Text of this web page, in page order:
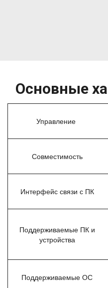
Основные
Управление
Совместимость
Интерфейс связи с ПК
Поддерживаемые ПК и
устройства
Поддерживаемые ОС